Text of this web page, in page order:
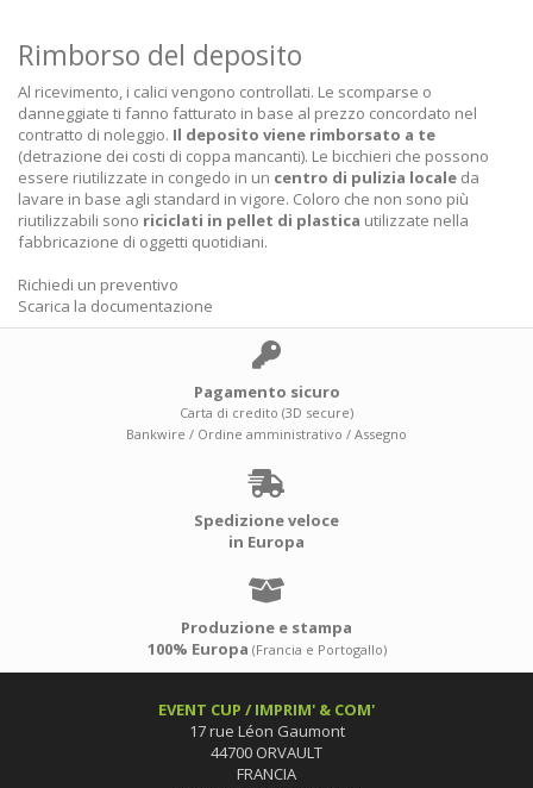
Rimborso del deposito
Al ricevimento, i calici vengono controllati. Le scomparse o
danneggiate ti fanno fatturato in base al prezzo concordato nel
contratto di noleggio. Il deposito viene rimborsato a te
(detrazione dei costi di coppa mancanti). Le bicchieri che possono
essere riutilizzate in congedo in un centro di pulizia locale da
lavare in base agli standard in vigore. Coloro che non sono più
riutilizzabili sono riciclati in pellet di plastica utilizzate nella
fabbricazione di oggetti quotidiani.
Richiedi un preventivo
Scarica la documentazione
Pagamento sicuro
Carta di credito (3D secure)
Bankwire / Ordine amministrativo / Assegno
Spedizione veloce
in Europa
Produzione e stampa
100% Europa (Francia e Portogallo)
EVENT CUP / IMPRIM' & COM'
17 rue Léon Gaumont
44700 ORVAULT
FRANCIA